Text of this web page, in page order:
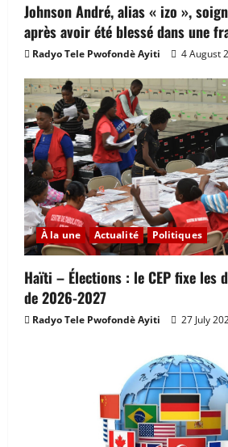
Johnson André, alias « izo »,
après avoir été blessé dans une
Radyo Tele Pwofondè Ayiti 4 August
À la une Actualité Politiques
Haïti – Élections : le CEP fixe les
de 2026-2027
Radyo Tele Pwofondè Ayiti 27 July